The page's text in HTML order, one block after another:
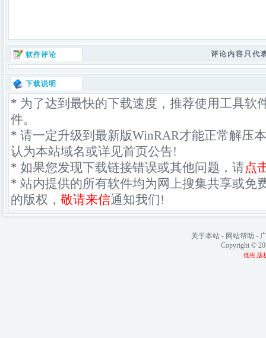
软件评论 评论内容只代
下载说明
* 为了达到最快的下载速度，推荐使用工具软
件。
* 请一定升级到最新版WinRAR才能正常解压
认为本站域名或详见首页公告!
* 如果您发现下载链接错误或其他问题，请点
* 站内提供的所有软件均为网上搜集共享或免
的版权， 敬请来信通知我们!
关于本站- 网站帮助 -
Copyright ©
低俗,版